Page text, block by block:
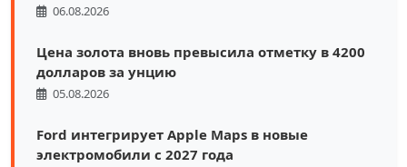
06.08.2026
Цена золота вновь превысила отметку в 4200
долларов за унцию
05.08.2026
Ford интегрирует Apple Maps в новые
электромобили с 2027 года